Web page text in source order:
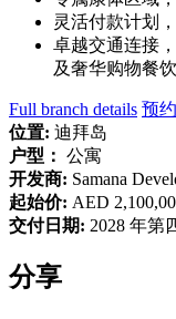
灵活付款计划
卓越交通连接
及奢华购物餐
Full branch details 预
位置: 迪拜岛
户型： 公寓
开发商: Samana
起始价: AED
交付日期: 2028 年第
分享